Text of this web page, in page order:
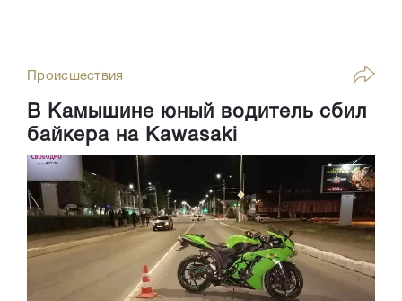
Происшествия
В Камышине юный водитель сбил
байкера на Kawasaki